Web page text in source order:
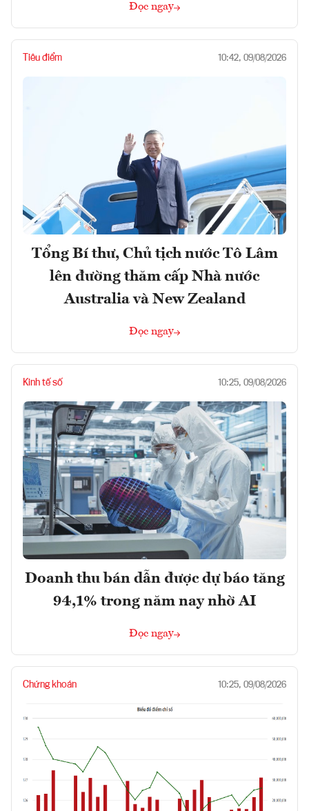
Đọc ngay
Tiêu điểm 10:42, 09/08/2026
Tổng Bí thư, Chủ tịch nước Tô Lâm
lên đường thăm cấp Nhà nước
Australia và New Zealand
Đọc ngay
Kinh tế số 10:25, 09/08/2026
Doanh thu bán dẫn được dự báo tăng
94,1% trong năm nay nhờ AI
Đọc ngay
Chứng khoán 10:25, 09/08/2026